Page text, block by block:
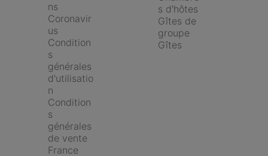
ns
Coronavir
us
Condition
s
générales
d'utilisatio
n
Condition
s
générales
de vente
France
s d'hôtes
Gîtes de
groupe
Gîtes